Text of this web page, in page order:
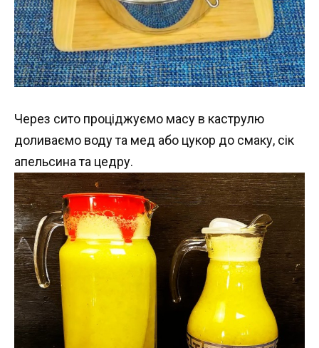
Через сито проціджуємо масу в каструлю
доливаємо воду та мед або цукор до смаку, сік
апельсина та цедру.